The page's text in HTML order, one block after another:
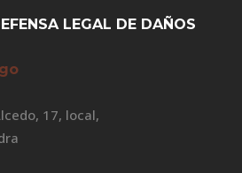
LEGAL DE DAÑOS
17, local,